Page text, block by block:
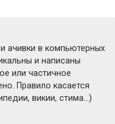
ачивки в компьютерных
и написаны
или частичное
Правило касается
викии, стима...)